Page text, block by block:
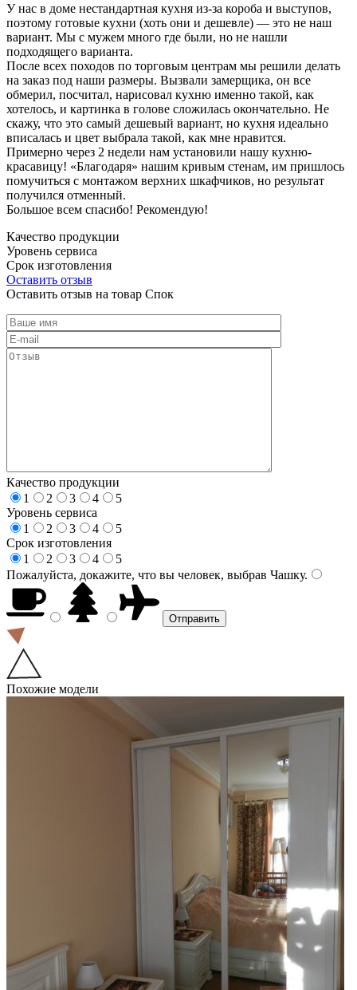
У нас в доме нестандартная кухня из-за короба и выступов,
поэтому готовые кухни (хоть они и дешевле) — это не наш
вариант. Мы с мужем много где были, но не нашли
подходящего варианта.
После всех походов по торговым центрам мы решили делать
на заказ под наши размеры. Вызвали замерщика, он все
обмерил, посчитал, нарисовал кухню именно такой, как
хотелось, и картинка в голове сложилась окончательно. Не
скажу, что это самый дешевый вариант, но кухня идеально
вписалась и цвет выбрала такой, как мне нравится.
Примерно через 2 недели нам установили нашу кухню-
красавицу! «Благодаря» нашим кривым стенам, им пришлось
помучиться с монтажом верхних шкафчиков, но результат
получился отменный.
Большое всем спасибо! Рекомендую!
Качество продукции
Уровень сервиса
Срок изготовления
Оставить отзыв
Оставить отзыв на товар Спок
Качество продукции
1
2 3 4
5
Уровень сервиса
1
2 3 4
5
Срок изготовления
1
2 3 4
5
Пожалуйста, докажите, что вы человек, выбрав Чашку.
Похожие модели